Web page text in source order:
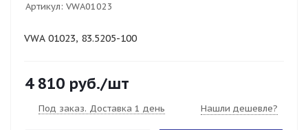
Артикул: VWA01023
VWA 01023, 83.5205-100
4 810 руб./шт
Под заказ. Доставка 1 день Нашли дешевле?